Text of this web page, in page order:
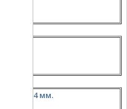
7х7 А2 4 мм.